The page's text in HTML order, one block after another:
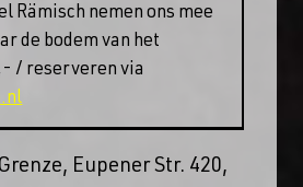
Rämisch nemen ons mee
de bodem van het
/ reserveren via
Eupener Str. 420,